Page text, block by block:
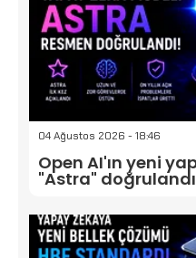
04 Ağustos 2026 - 18:46
Open AI'ın yeni
"Astra" doğrulandı